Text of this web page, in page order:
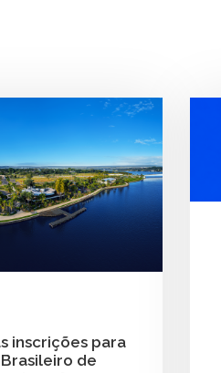
inscrições para
de